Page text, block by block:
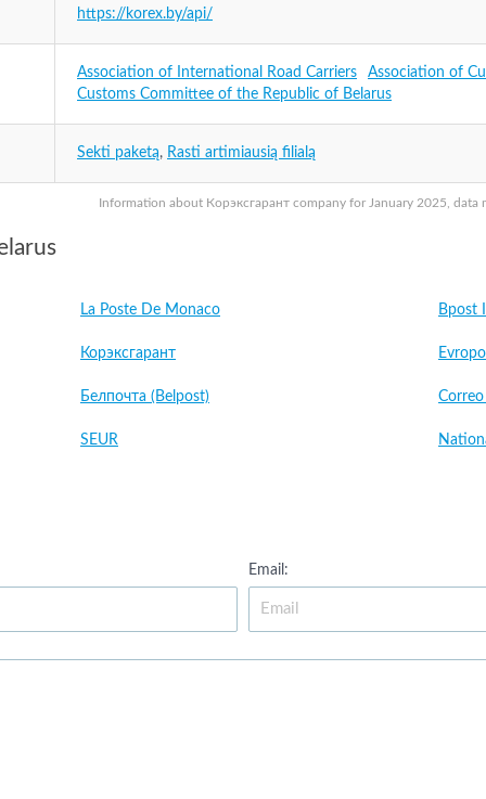
Information about Корэксгарант company for January 2025,
https://korex.by/api/
Association of International Road Carriers
Association of
Customs Committee of the Republic of Belarus
Sekti paketą, Rasti artimiausią filialą
La Poste De Monaco Bpost
Корэксгарант
Белпочта (Belpost)
SEUR
Email: